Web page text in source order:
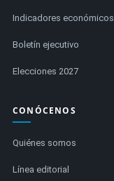
Indicadores económicos
Boletín ejecutivo
Elecciones 2027
CONÓCENOS
Quiénes somos
Línea editorial